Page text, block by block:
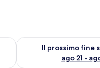
settimana, ago 14 - ago
Il prossimo fine
ago 21 -
Verifica la